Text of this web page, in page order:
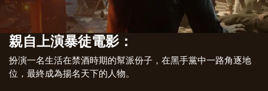
親自上演暴徒電影：
扮演一名生活在禁酒時期的幫派份子，在黑手黨中一路角逐地
位，最終成為揚名天下的人物。